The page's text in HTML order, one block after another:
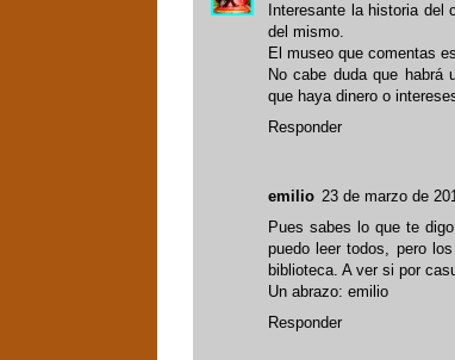
Interesante la historia
del mismo.
El museo que comentas
No cabe duda que habrá
que haya dinero o
Responder
emilio 23 de marzo de
Pues sabes lo que te
puedo leer todos, pero
biblioteca. A ver si por
Un abrazo: emilio
Responder